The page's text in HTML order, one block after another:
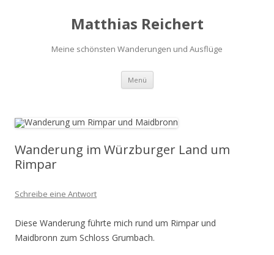
Matthias Reichert
Meine schönsten Wanderungen und Ausflüge
Menü Zum
springen
Wanderung im Würzburger Land um
Rimpar
Schreibe eine Antwort
Diese Wanderung führte mich rund um Rimpar und
Maidbronn zum Schloss Grumbach.